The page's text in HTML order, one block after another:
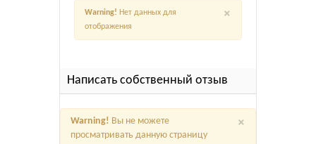
×
Warning! Нет данных для
отображения
Написать собственный отзыв
×
Warning! Вы не можете
просматривать данную страницу